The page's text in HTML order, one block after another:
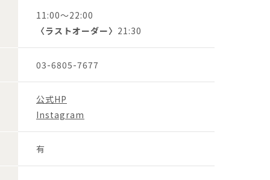
11:00～22:00
〈ラストオーダー〉 21:30
03-6805-7677
公式HP
Instagram
有